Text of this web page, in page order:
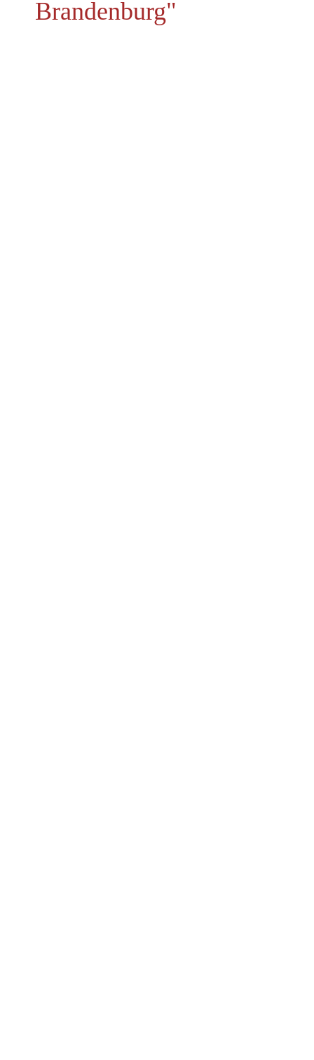
Brandenburg"